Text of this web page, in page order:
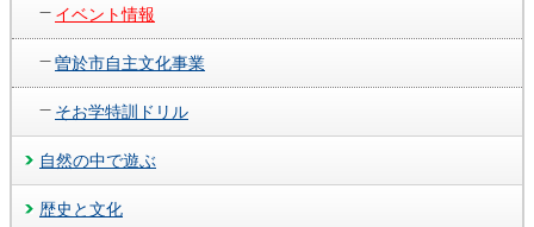
イベント情報
曽於市自主文化事業
そお学特訓ドリル
自然の中で遊ぶ
歴史と文化